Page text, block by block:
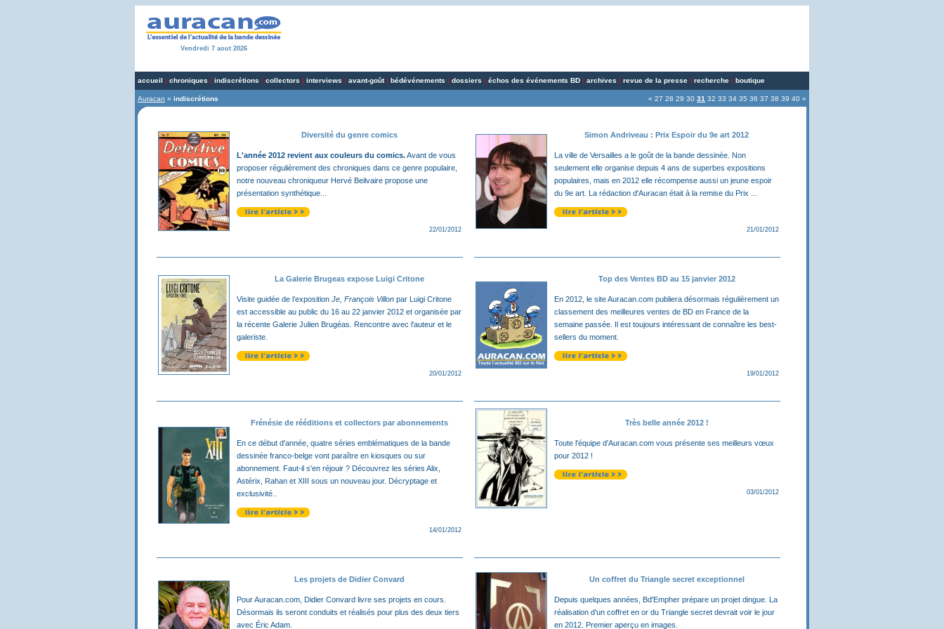
Vendredi 7 aout 2026
accueil | chroniques | indiscrétions | collectors | interviews | avant-goût| bédévénements | dossiers | échos des événements BD | archives | revue de la presse | recherche | boutique
Auracan » indiscrétions « 27 28 29 30 31 32 33 34 35 36 37 38 39 40 »
Diversité du genre comics
L'année 2012 revient aux couleurs du comics.Avant de vous
proposer régulièrement des chroniques dans ce genre populaire,
notre nouveau chroniqueur Hervé Beilvaire propose une
présentation synthétique...
22/01/2012
Simon Andriveau : Prix Espoir du 9e art 2012
La ville de Versailles a le goût de la bande dessinée. Non
seulement elle organise depuis 4 ans de superbes expositions
populaires, mais en 2012 elle récompense aussi un jeune espoir
du 9e art. La rédaction d'Auracan était à la remise du Prix ...
21/01/2012
La Galerie Brugeas expose Luigi Critone
Visite guidée de l’exposition Je, François Villon par Luigi Critone
est accessible au public du 16 au 22 janvier 2012 et organisée par
la récente Galerie Julien Brugéas. Rencontre avec l'auteur et le
galeriste.
20/01/2012
Top des Ventes BD au 15 janvier 2012
En 2012, le site Auracan.com publiera désormais régulièrement un
classement des meilleures ventes de BD en France de la
semaine passée. Il est toujours intéressant de connaître les best-
sellers du moment.
19/01/2012
Frénésie de rééditions et collectors par abonnements
En ce début d'année, quatre séries emblématiques de la bande
dessinée franco-belge vont paraître en kiosques ou sur
abonnement. Faut-il s'en réjouir ? Découvrez les séries Alix,
Astérix, Rahan et XIII sous un nouveau jour. Décryptage et
exclusivité..
14/01/2012
Très belle année 2012 !
Toute l'équipe d'Auracan.com vous présente ses meilleurs vœux
pour 2012 !
03/01/2012
Les projets de Didier Convard
Pour Auracan.com, Didier Convard livre ses projets en cours.
Désormais ils seront conduits et réalisés pour plus des deux tiers
avec Éric Adam.
Un coffret du Triangle secret exceptionnel
Depuis quelques années, Bd'Empher prépare un projet dingue. La
réalisation d'un coffret en or du Triangle secret devrait voir le jour
en 2012. Premier aperçu en images.